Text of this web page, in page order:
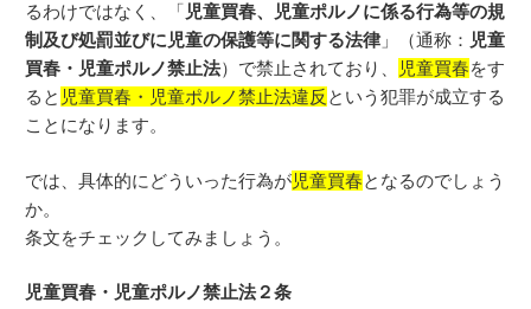
るわけではなく、「 児童買春、児童ポルノに係る行為等の規
制及び処罰並びに児童の保護等に関する法律 」（通称： 児童
買春・児童ポルノ禁止法）で禁止されており、 児童買春をす
ると 児童買春・児童ポルノ禁止法違反 という犯罪が成立する
ことになります。
では、具体的にどういった行為が児童買春となるのでしょう
か。
条文をチェックしてみましょう。
児童買春・児童ポルノ禁止法２条